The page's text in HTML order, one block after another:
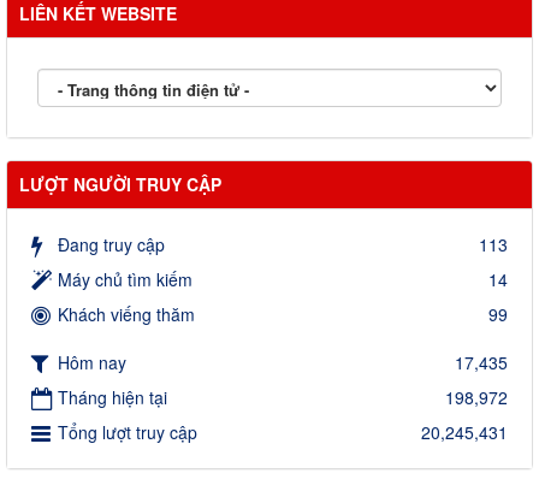
LIÊN KẾT WEBSITE
LƯỢT NGƯỜI TRUY CẬP
Đang truy cập
113
Máy chủ tìm kiếm
14
Khách viếng thăm
99
Hôm nay
17,435
Tháng hiện tại
198,972
Tổng lượt truy cập
20,245,431